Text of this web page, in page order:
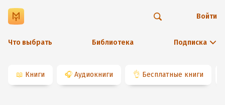
Что выбрать Библиотека Подписка
Войти
📖 Книги 🎧 Аудиокниги 👌 Бесплатные книги